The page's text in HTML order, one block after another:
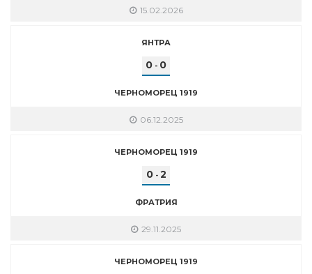
15.02.2026
ЯНТРА
0 - 0
ЧЕРНОМОРЕЦ 1919
06.12.2025
ЧЕРНОМОРЕЦ 1919
0- 2
ФРАТРИЯ
29.11.2025
ЧЕРНОМОРЕЦ 1919